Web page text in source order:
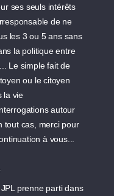
ses seuls intérêts
de ne
les 3 ou 5 ans sans
la politique entre
Le simple fait de
ou le citoyen
la vie
autour
tout cas, merci pour
à vous...
prenne parti dans